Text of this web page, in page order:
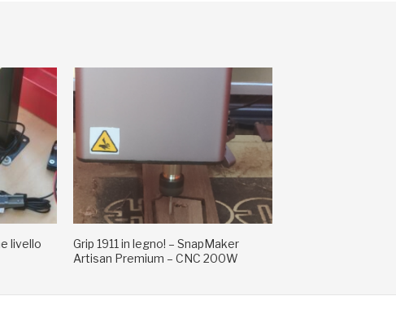
livello
Grip 1911 in legno! – SnapMaker
Artisan Premium – CNC 200W